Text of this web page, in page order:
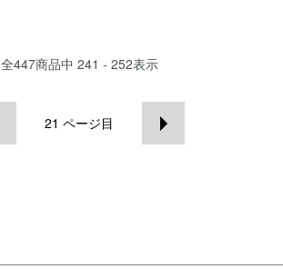
全447商品中 241 - 252表示
21 ページ目